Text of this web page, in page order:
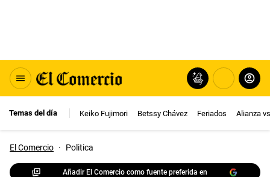
Temas del día Keiko Fujimori Betssy Chávez Feriados Alianza
El Comercio · Politica
Añadir El Comercio como fuente preferida en